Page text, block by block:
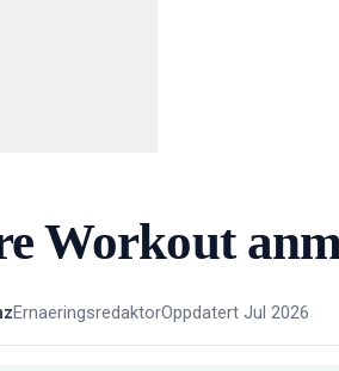
Workout
ErnaeringsredaktorOppdatert Jul 2026